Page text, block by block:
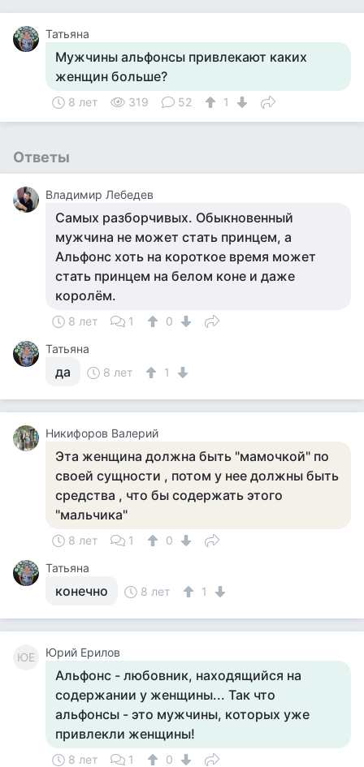
Татьяна
Мужчины альфонсы привлекают каких
женщин больше?
8 лет 319 52 1
Ответы
Владимир Лебедев
Самых разборчивых. Обыкновенный
мужчина не может стать принцем, а
Альфонс хоть на короткое время может
стать принцем на белом коне и даже
королём.
8 лет 1
0
Татьяна
да 8 лет 1
Никифоров Валерий
Эта женщина должна быть "мамочкой" по
своей сущности , потом у нее должны быть
средства , что бы содержать этого
"мальчика"
8 лет 1
0
Татьяна
конечно 8 лет 1
ЮЕ Юрий Ерилов
Альфонс - любовник, находящийся на
содержании у женщины... Так что
альфонсы - это мужчины, которых уже
привлекли женщины!
8 лет 1
0